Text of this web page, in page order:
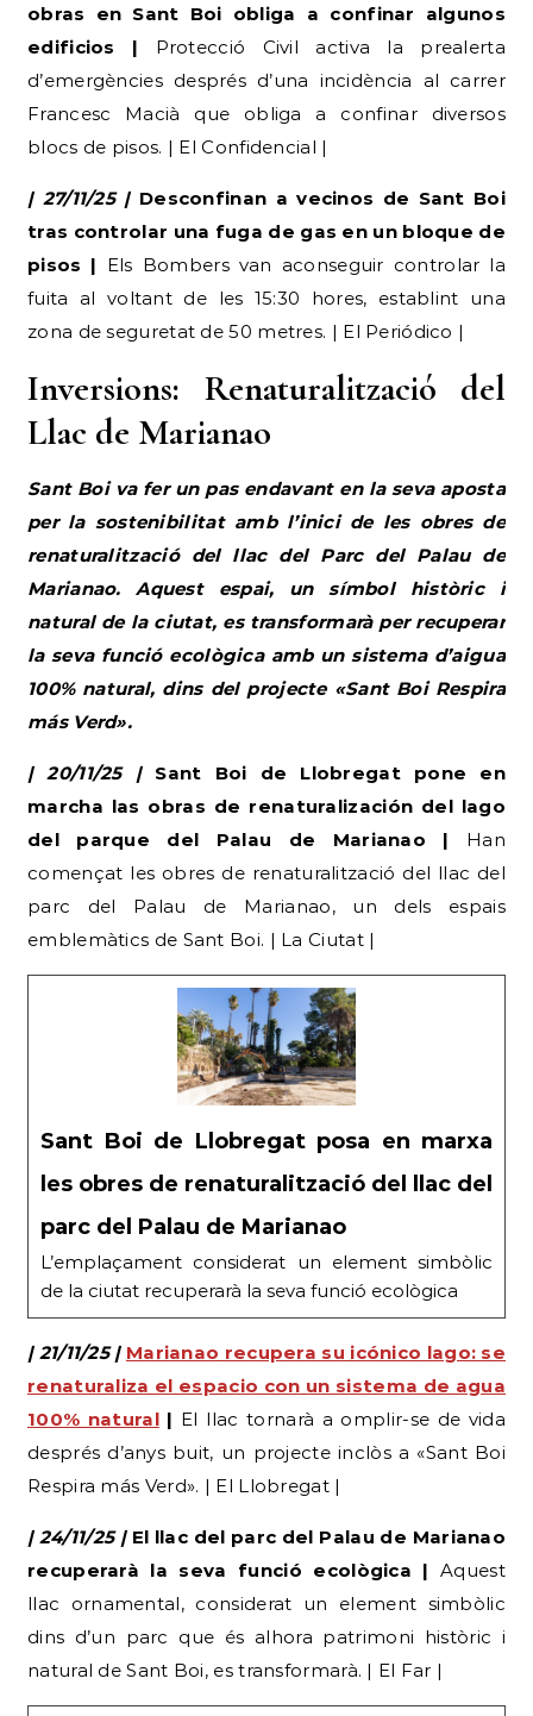
obras en Sant Boi obliga a confinar algunos
edificios | Protecció Civil activa la prealerta
d’emergències després d’una incidència al carrer
Francesc Macià que obliga a confinar diversos
blocs de pisos. | El Confidencial |
| 27/11/25 |Desconfinan a vecinos de Sant Boi
tras controlar una fuga de gas en un bloque de
pisos | Els Bombers van aconseguir controlar la
fuita al voltant de les 15:30 hores, establint una
zona de seguretat de 50 metres. | El Periódico |
Inversions: Renaturalització del
Llac de Marianao
Sant Boi va fer un pas endavant en la seva aposta
per la sostenibilitat amb l’inici de les obres de
renaturalització del llac del Parc del Palau de
Marianao. Aquest espai, un símbol històric i
natural de la ciutat, es transformarà per recuperar
la seva funció ecològica amb un sistema d’aigua
100% natural, dins del projecte «Sant Boi Respira
más Verd».
| 20/11/25 | Sant Boi de Llobregat pone en
marcha las obras de renaturalización del lago
del parque del Palau de Marianao | Han
començat les obres de renaturalització del llac del
parc del Palau de Marianao, un dels espais
emblemàtics de Sant Boi. | La Ciutat |
Sant Boi de Llobregat posa en marxa
les obres de renaturalització del llac del
parc del Palau de Marianao
L’emplaçament considerat un element simbòlic
de la ciutat recuperarà la seva funció ecològica
| 21/11/25 | Marianao recupera su icónico lago: se
renaturaliza el espacio con un sistema de agua
100% natural| El llac tornarà a omplir-se de vida
després d’anys buit, un projecte inclòs a «Sant Boi
Respira más Verd». | El Llobregat |
| 24/11/25 | El llac del parc del Palau de Marianao
recuperarà la seva funció ecològica |Aquest
llac ornamental, considerat un element simbòlic
dins d’un parc que és alhora patrimoni històric i
natural de Sant Boi, es transformarà. | El Far |